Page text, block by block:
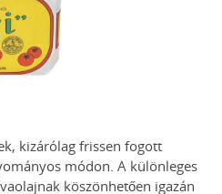
kizárólag frissen fogott
módon. A különleges
köszönhetően igazán